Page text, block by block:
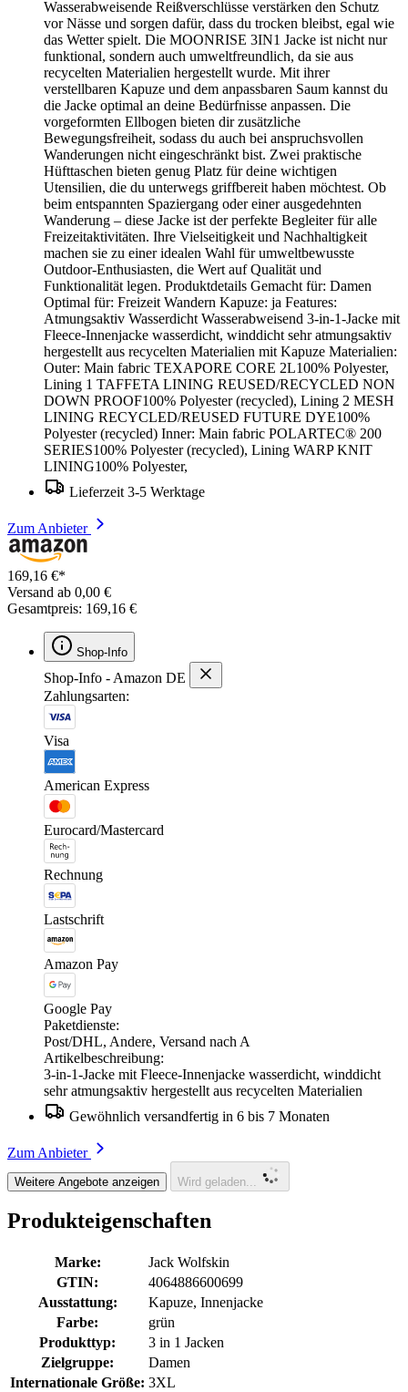
Wasserabweisende Reißverschlüsse verstärken den Schutz
vor Nässe und sorgen dafür, dass du trocken bleibst, egal wie
das Wetter spielt. Die MOONRISE 3IN1 Jacke ist nicht nur
funktional, sondern auch umweltfreundlich, da sie aus
recycelten Materialien hergestellt wurde. Mit ihrer
verstellbaren Kapuze und dem anpassbaren Saum kannst du
die Jacke optimal an deine Bedürfnisse anpassen. Die
vorgeformten Ellbogen bieten dir zusätzliche
Bewegungsfreiheit, sodass du auch bei anspruchsvollen
Wanderungen nicht eingeschränkt bist. Zwei praktische
Hüfttaschen bieten genug Platz für deine wichtigen
Utensilien, die du unterwegs griffbereit haben möchtest. Ob
beim entspannten Spaziergang oder einer ausgedehnten
Wanderung – diese Jacke ist der perfekte Begleiter für alle
Freizeitaktivitäten. Ihre Vielseitigkeit und Nachhaltigkeit
machen sie zu einer idealen Wahl für umweltbewusste
Outdoor-Enthusiasten, die Wert auf Qualität und
Funktionalität legen. Produktdetails Gemacht für: Damen
Optimal für: Freizeit Wandern Kapuze: ja Features:
Atmungsaktiv Wasserdicht Wasserabweisend 3-in-1-Jacke mit
Fleece-Innenjacke wasserdicht, winddicht sehr atmungsaktiv
hergestellt aus recycelten Materialien mit Kapuze Materialien:
Outer: Main fabric TEXAPORE CORE 2L100% Polyester,
Lining 1 TAFFETA LINING REUSED/RECYCLED NON
DOWN PROOF100% Polyester (recycled), Lining 2 MESH
LINING RECYCLED/REUSED FUTURE DYE100%
Polyester (recycled) Inner: Main fabric POLARTEC® 200
SERIES100% Polyester (recycled), Lining WARP KNIT
LINING100% Polyester,
Lieferzeit 3-5 Werktage
Zum Anbieter
169,16 €*
Versand ab 0,00 €
Gesamtpreis: 169,16 €
Shop-Info
Shop-Info - Amazon DE
Zahlungsarten:
Visa
American Express
Eurocard/Mastercard
Rechnung
Lastschrift
Amazon Pay
Google Pay
Paketdienste:
Post/DHL, Andere, Versand nach A
Artikelbeschreibung:
3-in-1-Jacke mit Fleece-Innenjacke wasserdicht, winddicht
sehr atmungsaktiv hergestellt aus recycelten Materialien
Gewöhnlich versandfertig in 6 bis 7 Monaten
Zum Anbieter
Weitere Angebote anzeigen Wird geladen...
Produkteigenschaften
Marke:
Jack Wolfskin
GTIN:
4064886600699
Ausstattung:
Kapuze, Innenjacke
Farbe:
grün
Produkttyp:
3 in 1 Jacken
Zielgruppe:
Damen
Internationale Größe: 3XL